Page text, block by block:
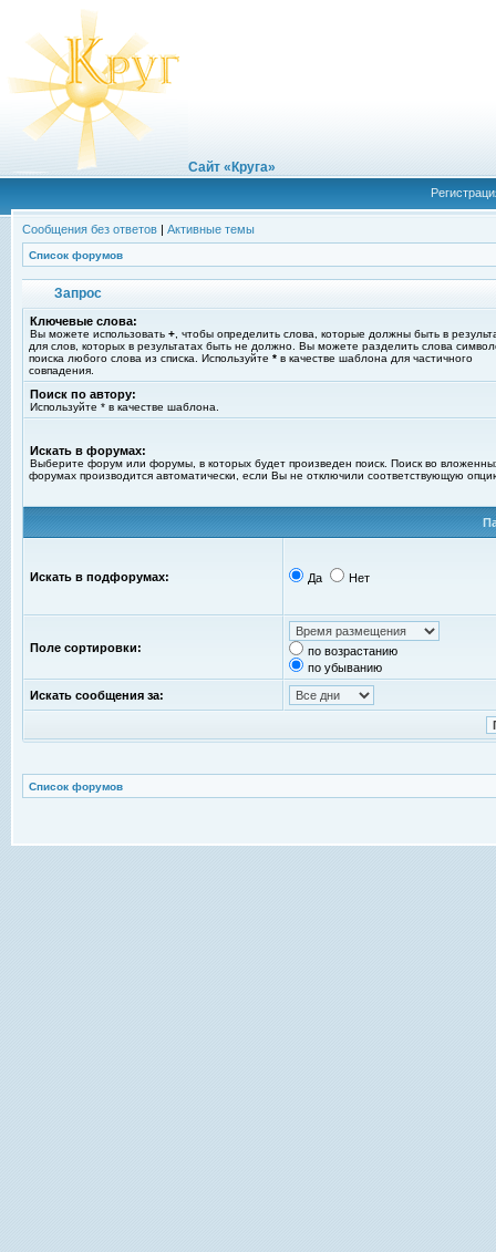
Сайт «Круга»
Сообщения без ответов | Активные темы
Список форумов
Запрос
Ключевые слова:
Вы можете использовать + , чтобы определить слова, которые должны быть в
для слов, которых в результатах быть не должно. Вы можете разделить слова
поиска любого слова из списка. Используйте * в качестве шаблона для частичного
совпадения.
Поиск по автору:
Используйте * в качестве шаблона.
Искать в форумах:
Выберите форум или форумы, в которых будет произведен поиск. Поиск во
форумах производится автоматически, если Вы не отключили соответствующую
Искать в подфорумах: Да Нет
Поле сортировки:
по возрастанию
по убыванию
Искать сообщения за:
Список форумов